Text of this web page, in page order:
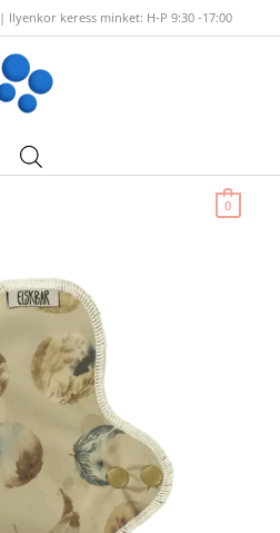
| Ilyenkor keress minket: H-P 9:30 -17:00
0